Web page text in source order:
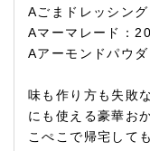
Aごまドレッシン
Aマーマレード：
Aアーモンドパウ
味も作り方も失敗
にも使える豪華お
こぺこで帰宅して